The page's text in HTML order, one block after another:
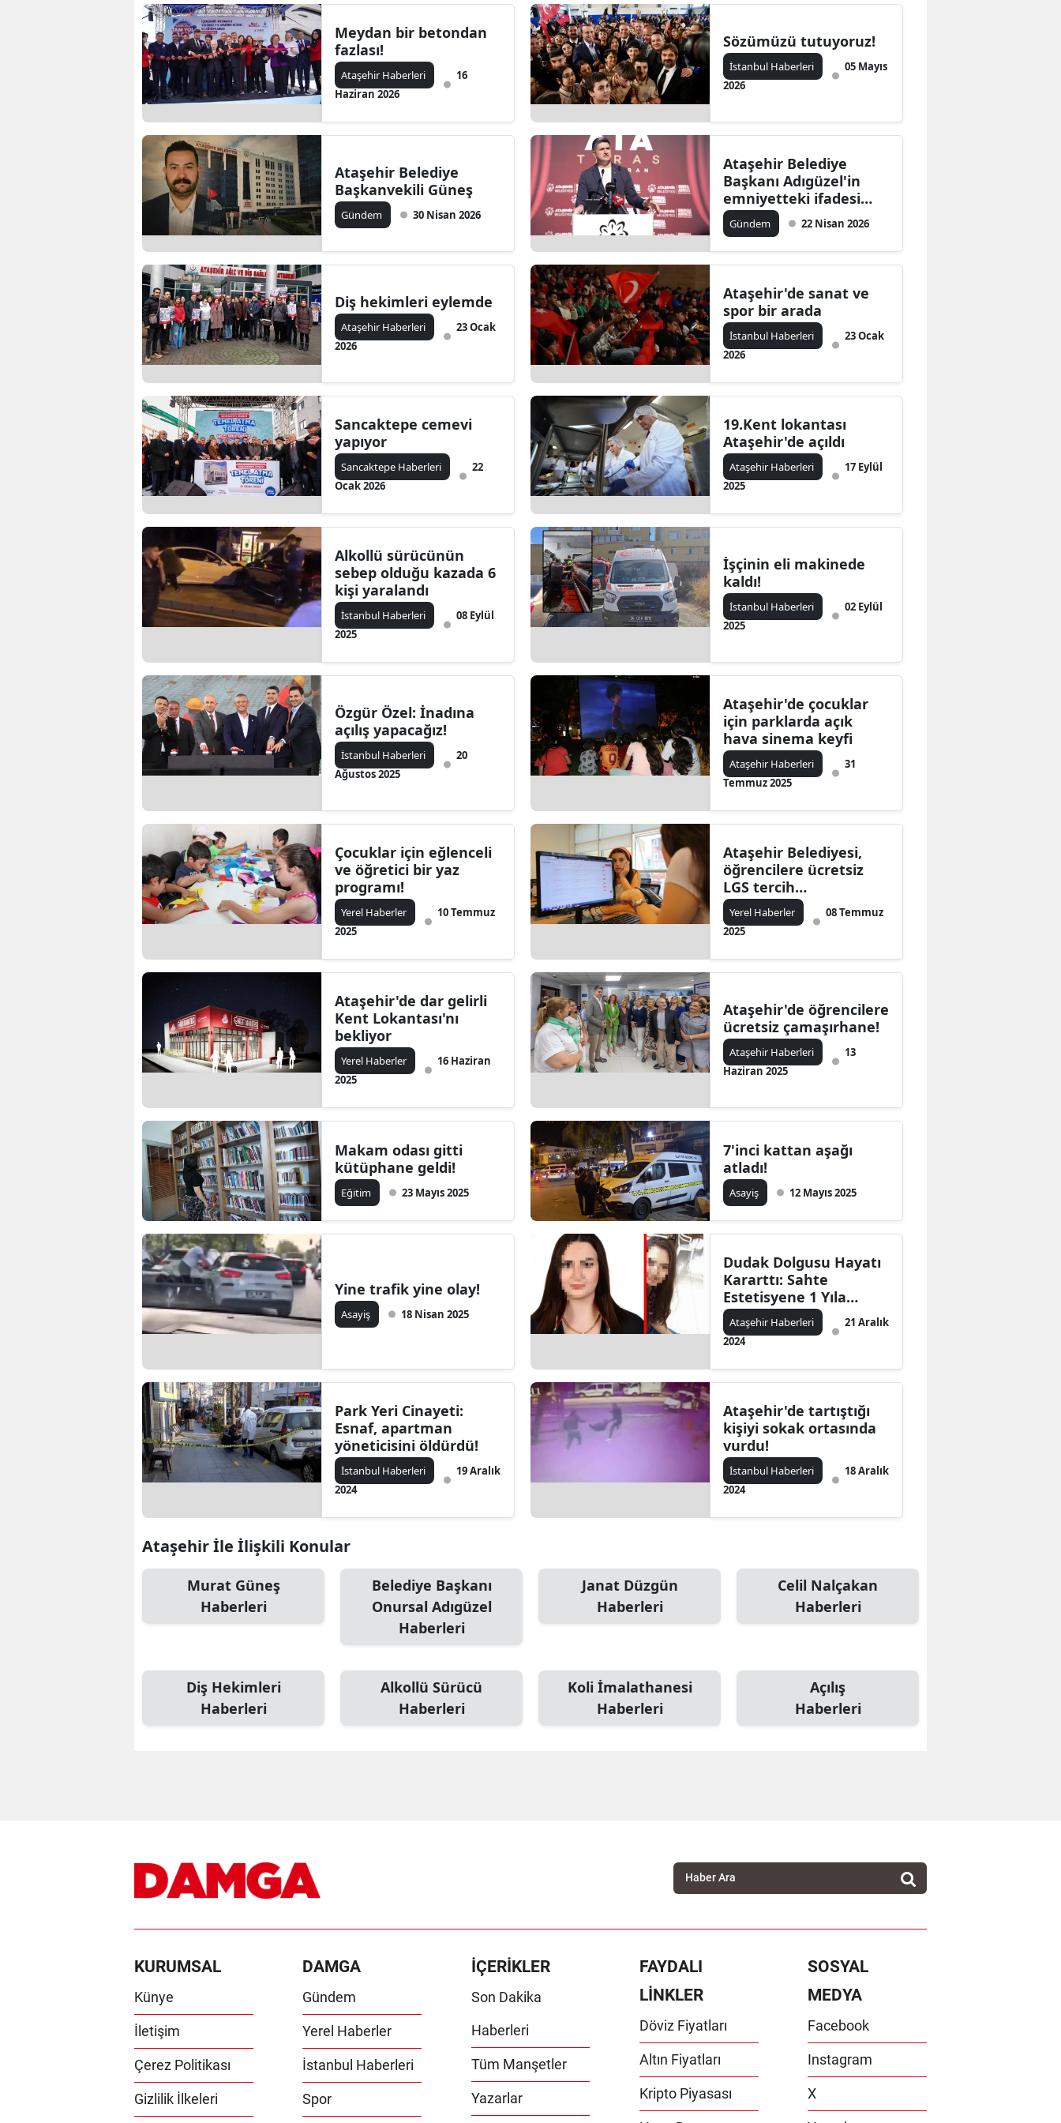
Meydan bir betondan
fazlası!
Ataşehir Haberleri
16
Haziran 2026
Sözümüzü tutuyoruz!
İstanbul Haberleri
05 Mayıs
2026
Ataşehir Belediye
Başkanvekili Güneş
Gündem 30 Nisan 2026
Ataşehir Belediye
Başkanı Adıgüzel'in
emniyetteki ifadesi
ortaya çıktı
Gündem 22 Nisan 2026
Diş hekimleri eylemde
Ataşehir Haberleri
23 Ocak
2026
Ataşehir'de sanat ve
spor bir arada
İstanbul Haberleri
23 Ocak
2026
Sancaktepe cemevi
yapıyor
Sancaktepe Haberleri
22
Ocak 2026
19.Kent lokantası
Ataşehir'de açıldı
Ataşehir Haberleri
17 Eylül
2025
Alkollü sürücünün
sebep olduğu kazada 6
kişi yaralandı
İstanbul Haberleri
08 Eylül
2025
İşçinin eli makinede
kaldı!
İstanbul Haberleri
02 Eylül
2025
Özgür Özel: İnadına
açılış yapacağız!
İstanbul Haberleri
20
Ağustos 2025
Ataşehir'de çocuklar
için parklarda açık
hava sinema keyfi
Ataşehir Haberleri
31
Temmuz 2025
Çocuklar için eğlenceli
ve öğretici bir yaz
programı!
Yerel Haberler
10 Temmuz
2025
Ataşehir Belediyesi,
öğrencilere ücretsiz
LGS tercih
danışmanlığı
sağlayacak
Yerel Haberler
08 Temmuz
2025
Ataşehir'de dar gelirli
Kent Lokantası'nı
bekliyor
Yerel Haberler
16 Haziran
2025
Ataşehir'de öğrencilere
ücretsiz çamaşırhane!
Ataşehir Haberleri
13
Haziran 2025
Makam odası gitti
kütüphane geldi!
Eğitim 23 Mayıs 2025
7'inci kattan aşağı
atladı!
Asayiş 12 Mayıs 2025
Yine trafik yine olay!
Asayiş 18 Nisan 2025
Dudak Dolgusu Hayatı
Kararttı: Sahte
Estetisyene 1 Yıla
Kadar Hapis İstemi
Ataşehir Haberleri
21 Aralık
2024
Park Yeri Cinayeti:
Esnaf, apartman
yöneticisini öldürdü!
İstanbul Haberleri
19 Aralık
2024
Ataşehir'de tartıştığı
kişiyi sokak ortasında
vurdu!
İstanbul Haberleri
18 Aralık
2024
Ataşehir İle İlişkili Konular
Murat Güneş
Haberleri
Belediye Başkanı
Onursal Adıgüzel
Haberleri
Janat Düzgün
Haberleri
Celil Nalçakan
Haberleri
Diş Hekimleri
Haberleri
Alkollü Sürücü
Haberleri
Koli İmalathanesi
Haberleri
Açılış
Haberleri
KURUMSAL
Künye
İletişim
Çerez Politikası
Gizlilik İlkeleri
DAMGA
Gündem
Yerel Haberler
İstanbul Haberleri
Spor
İÇERİKLER
Son Dakika
Haberleri
Tüm Manşetler
Yazarlar
FAYDALI
LİNKLER
Döviz Fiyatları
Altın Fiyatları
Kripto Piyasası
SOSYAL
MEDYA
Facebook
Instagram
X